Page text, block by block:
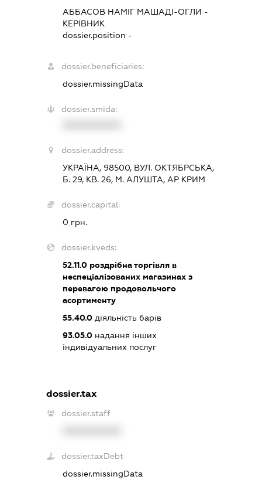
АББАСОВ НАМІГ МАШАДІ-ОГЛИ -
КЕРІВНИК
dossier.position -
dossier.beneficiaries:
dossier.missingData
dossier.smida:
dossier.address:
УКРАЇНА, 98500, ВУЛ. ОКТЯБРСЬКА,
Б. 29, КВ. 26, М. АЛУШТА, АР КРИМ
dossier.capital:
0 грн.
dossier.kveds:
52.11.0 роздрібна торгівля в
неспеціалізованих магазинах з
перевагою продовольчого
асортименту
55.40.0 діяльність барів
93.05.0 надання інших
індивідуальних послуг
dossier.tax
dossier.staff
dossier.taxDebt
dossier.missingData